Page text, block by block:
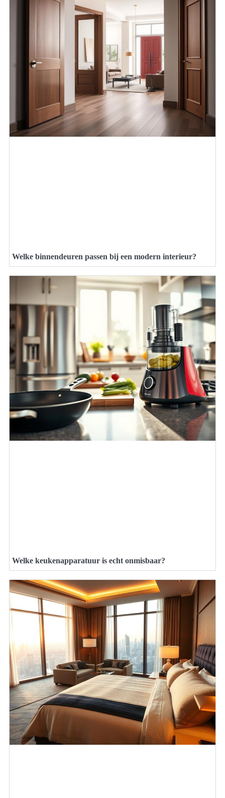
Welke binnendeuren passen bij een modern interieur?
Welke keukenapparatuur is echt onmisbaar?